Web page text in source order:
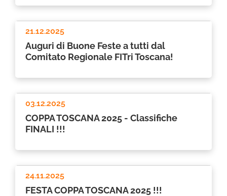
21.12.2025
Auguri di Buone Feste a tutti dal
Comitato Regionale FITri Toscana!
03.12.2025
COPPA TOSCANA 2025 - Classifiche
FINALI !!!
24.11.2025
FESTA COPPA TOSCANA 2025 !!!